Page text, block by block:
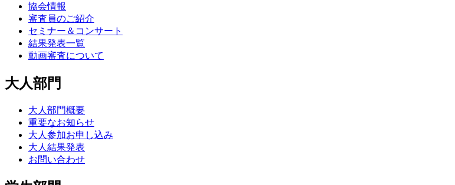
協会情報
審査員のご紹介
セミナー＆コンサート
結果発表一覧
動画審査について
大人部門
大人部門概要
重要なお知らせ
大人参加お申し込み
大人結果発表
お問い合わせ